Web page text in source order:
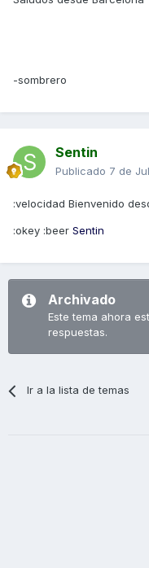
-sombrero
Sentin
Publicado 7 de
:velocidad Bienvenido
:okey :beer Sentin
Archivado
Este tema ahora
respuestas.
Ir a la lista de temas